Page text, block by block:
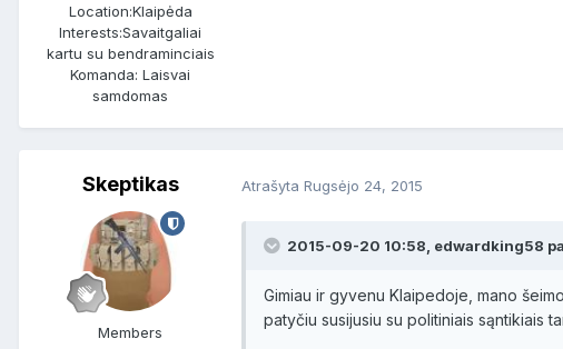
Location:Klaipėda
Interests:Savaitgaliai
kartu su bendraminciais
Komanda: Laisvai
samdomas
Skeptikas
Members
Atrašyta Rugsėjo 24, 2015
2015-09-20 10:58, edwardking58
Gimiau ir gyvenu Klaipedoje, mano
patyčiu susijusiu su politiniais sąntikiais